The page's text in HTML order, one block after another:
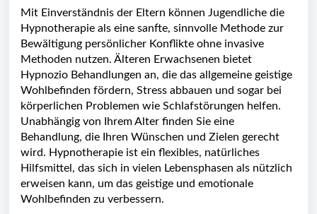
Mit Einverständnis der Eltern können Jugendliche die
Hypnotherapie als eine sanfte, sinnvolle Methode zur
Bewältigung persönlicher Konflikte ohne invasive
Methoden nutzen. Älteren Erwachsenen bietet
Hypnozio Behandlungen an, die das allgemeine geistige
Wohlbefinden fördern, Stress abbauen und sogar bei
körperlichen Problemen wie Schlafstörungen helfen.
Unabhängig von Ihrem Alter finden Sie eine
Behandlung, die Ihren Wünschen und Zielen gerecht
wird. Hypnotherapie ist ein flexibles, natürliches
Hilfsmittel, das sich in vielen Lebensphasen als nützlich
erweisen kann, um das geistige und emotionale
Wohlbefinden zu verbessern.